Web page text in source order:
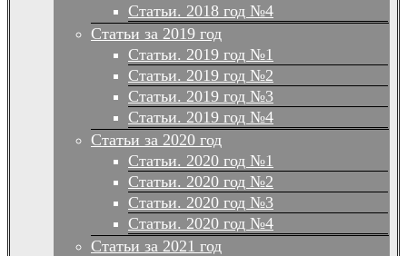
Статьи. 2018 год №4
Статьи за 2019 год
Статьи. 2019 год №1
Статьи. 2019 год №2
Статьи. 2019 год №3
Статьи. 2019 год №4
Статьи за 2020 год
Статьи. 2020 год №1
Статьи. 2020 год №2
Статьи. 2020 год №3
Статьи. 2020 год №4
Статьи за 2021 год